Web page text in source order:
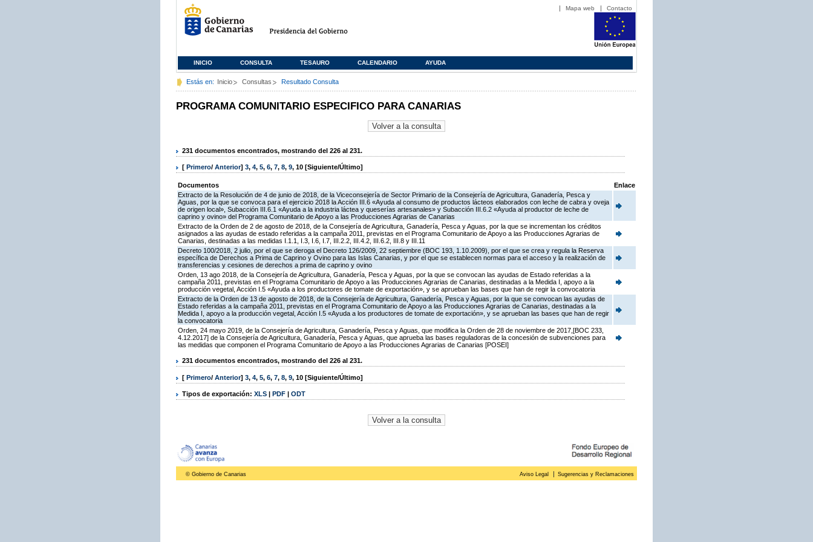
Mapa web Contacto
INICIO CONSULTA TESAURO CALENDARIO AYUDA
Estás en: Inicio Consultas Resultado Consulta
PROGRAMA COMUNITARIO ESPECIFICO PARA CANARIAS
231 documentos encontrados, mostrando del 226 al 231.
[ Primero/ Anterior] 3, 4, 5, 6, 7, 8, 9, 10 [Siguiente/Último]
Documentos
Enlace
Extracto de la Resolución de 4 de junio de 2018, de la Viceconsejería de Sector Primario de la Consejería de Agricultura, Ganadería, Pesca y
Aguas, por la que se convoca para el ejercicio 2018 la Acción III.6 «Ayuda al consumo de productos lácteos elaborados con leche de cabra y oveja
de origen local», Subacción III.6.1 «Ayuda a la industria láctea y queserías artesanales» y Subacción III.6.2 «Ayuda al productor de leche de
caprino y ovino» del Programa Comunitario de Apoyo a las Producciones Agrarias de Canarias
Extracto de la Orden de 2 de agosto de 2018, de la Consejería de Agricultura, Ganadería, Pesca y Aguas, por la que se incrementan los créditos
asignados a las ayudas de estado referidas a la campaña 2011, previstas en el Programa Comunitario de Apoyo a las Producciones Agrarias de
Canarias, destinadas a las medidas I.1.1, I.3, I.6, I.7, III.2.2, III.4.2, III.6.2, III.8 y III.11
Decreto 100/2018, 2 julio, por el que se deroga el Decreto 126/2009, 22 septiembre (BOC 193, 1.10.2009), por el que se crea y regula la Reserva
específica de Derechos a Prima de Caprino y Ovino para las Islas Canarias, y por el que se establecen normas para el acceso y la realización de
transferencias y cesiones de derechos a prima de caprino y ovino
Orden, 13 ago 2018, de la Consejería de Agricultura, Ganadería, Pesca y Aguas, por la que se convocan las ayudas de Estado referidas a la
campaña 2011, previstas en el Programa Comunitario de Apoyo a las Producciones Agrarias de Canarias, destinadas a la Medida I, apoyo a la
producción vegetal, Acción I.5 «Ayuda a los productores de tomate de exportación», y se aprueban las bases que han de regir la convocatoria
Extracto de la Orden de 13 de agosto de 2018, de la Consejería de Agricultura, Ganadería, Pesca y Aguas, por la que se convocan las ayudas de
Estado referidas a la campaña 2011, previstas en el Programa Comunitario de Apoyo a las Producciones Agrarias de Canarias, destinadas a la
Medida I, apoyo a la producción vegetal, Acción I.5 «Ayuda a los productores de tomate de exportación», y se aprueban las bases que han de regir
la convocatoria
Orden, 24 mayo 2019, de la Consejería de Agricultura, Ganadería, Pesca y Aguas, que modifica la Orden de 28 de noviembre de 2017,[BOC 233,
4.12.2017] de la Consejería de Agricultura, Ganadería, Pesca y Aguas, que aprueba las bases reguladoras de la concesión de subvenciones para
las medidas que componen el Programa Comunitario de Apoyo a las Producciones Agrarias de Canarias [POSEI]
231 documentos encontrados, mostrando del 226 al 231.
[ Primero/ Anterior] 3, 4, 5, 6, 7, 8, 9, 10 [Siguiente/Último]
Tipos de exportación: XLS | PDF | ODT
© Gobierno de Canarias Aviso Legal Sugerencias y Reclamaciones